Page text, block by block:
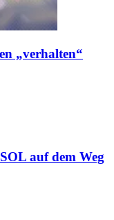
„verhalten“
auf dem Weg